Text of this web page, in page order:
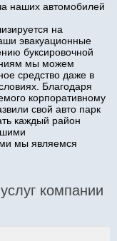
наших автомобилей
на
эвакуационные
буксировочной
мы можем
средство даже в
Благодаря
корпоративному
свой авто парк
каждый район
мы являемся
компании